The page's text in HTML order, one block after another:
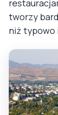
tworzy
niż typowo